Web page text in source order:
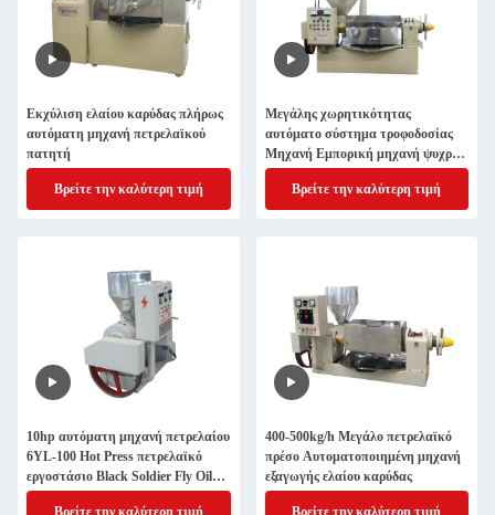
Εκχύλιση ελαίου καρύδας πλήρως
αυτόματη μηχανή πετρελαϊκού
πατητή
Βρείτε την καλύτερη τιμή
Μεγάλης χωρητικότητας
αυτόματο σύστημα τροφοδοσίας
Μηχανή Εμπορική μηχανή ψυχρής
πίεσης Μαύρο πετρέλαιο
μεσημερινού παρόμοιο με το
πετρέλαιο καρύδας
Βρείτε την καλύτερη τιμή
10hp αυτόματη μηχανή πετρελαίου
6YL-100 Hot Press πετρελαϊκό
εργοστάσιο Black Soldier Fly Oil
Extraction
Βρείτε την καλύτερη τιμή
400-500kg/h Μεγάλο πετρελαϊκό
πρέσο Αυτοματοποιημένη μηχανή
εξαγωγής ελαίου καρύδας
Βρείτε την καλύτερη τιμή